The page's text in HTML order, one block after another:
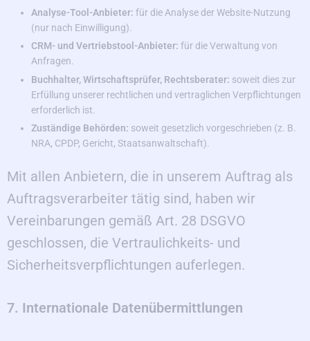
Analyse-Tool-Anbieter: für die Analyse der Website-Nutzung
(nur nach Einwilligung).
CRM- und Vertriebstool-Anbieter: für die Verwaltung von
Anfragen.
Buchhalter, Wirtschaftsprüfer, Rechtsberater: soweit dies zur
Erfüllung unserer rechtlichen und vertraglichen Verpflichtungen
erforderlich ist.
Zuständige Behörden: soweit gesetzlich vorgeschrieben (z. B.
NRA, CPDP, Gericht, Staatsanwaltschaft).
Mit allen Anbietern, die in unserem Auftrag als
Auftragsverarbeiter tätig sind, haben wir
Vereinbarungen gemäß Art. 28 DSGVO
geschlossen, die Vertraulichkeits- und
Sicherheitsverpflichtungen auferlegen.
7. Internationale Datenübermittlungen